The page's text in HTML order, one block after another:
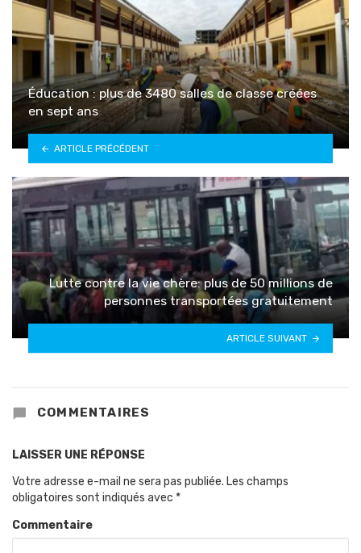
Éducation : plus de 3480 salles de classe créées
en sept ans
ARTICLE PRÉCÉDENT
Lutte contre la vie chère: plus de 50 millions de
personnes transportées gratuitement
ARTICLE SUIVANT
COMMENTAIRES
LAISSER UNE RÉPONSE
Votre adresse e-mail ne sera pas publiée. Les champs
obligatoires sont indiqués avec *
Commentaire